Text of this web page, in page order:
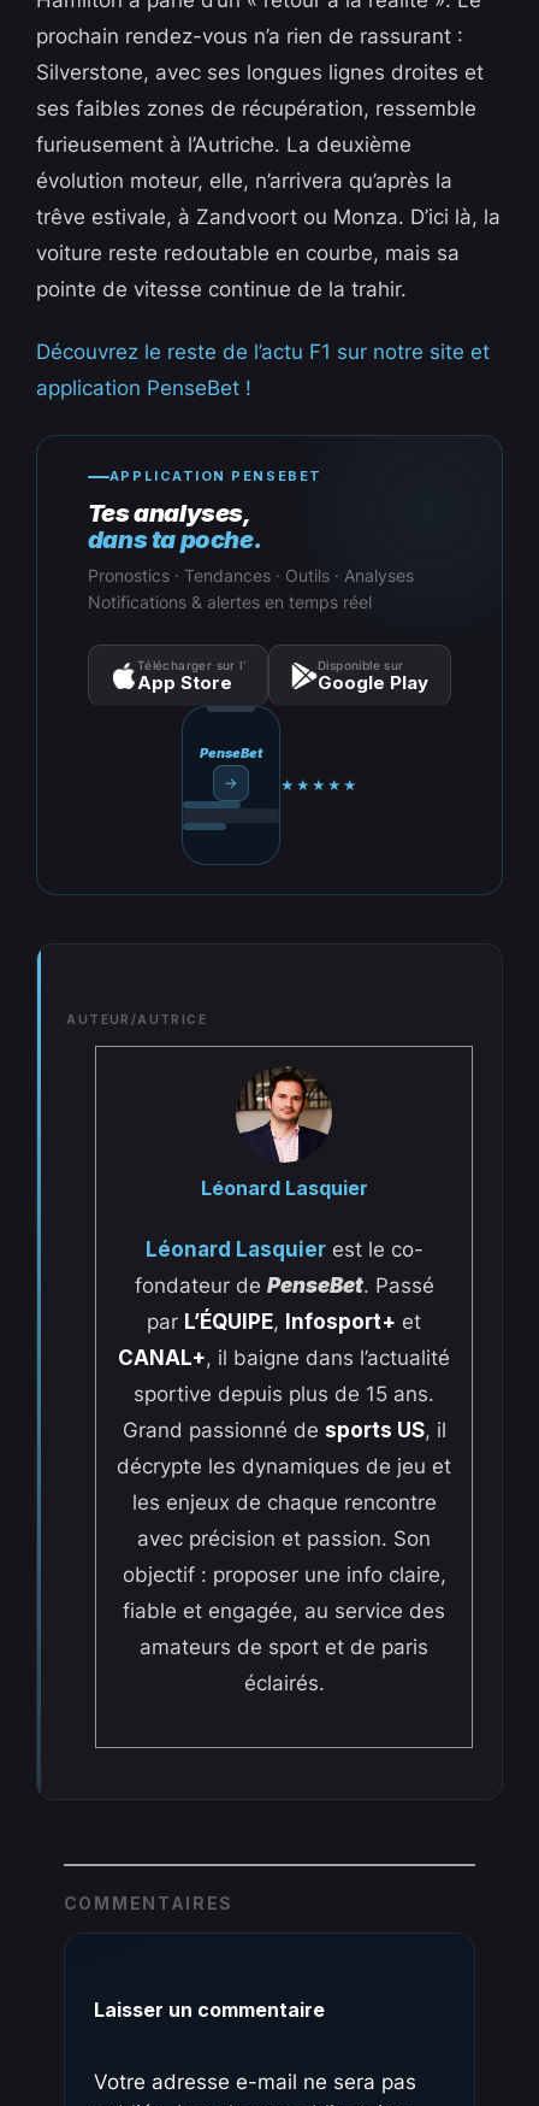
prochain rendez-vous n’a rien de rassurant :
Silverstone, avec ses longues lignes droites et
ses faibles zones de récupération, ressemble
furieusement à l’Autriche. La deuxième
évolution moteur, elle, n’arrivera qu’après la
trêve estivale, à Zandvoort ou Monza. D’ici là, la
voiture reste redoutable en courbe, mais sa
pointe de vitesse continue de la trahir.
Découvrez le reste de l’actu F1 sur notre site et
application PenseBet !
APPLICATION PENSEBET
Tes analyses,
dans ta poche.
Pronostics · Tendances · Outils · Analyses
Notifications & alertes en temps réel
Télécharger sur l’
App Store
Disponible sur
Google Play
PenseBet
→ ★★★★★
AUTEUR/AUTRICE
Léonard Lasquier
Léonard Lasquierest le co-
fondateur de PenseBet. Passé
par L’ÉQUIPE, Infosport+ et
CANAL+, il baigne dans l’actualité
sportive depuis plus de 15 ans.
Grand passionné de sports US, il
décrypte les dynamiques de jeu et
les enjeux de chaque rencontre
avec précision et passion. Son
objectif : proposer une info claire,
fiable et engagée, au service des
amateurs de sport et de paris
éclairés.
COMMENTAIRES
Laisser un commentaire
Votre adresse e-mail ne sera pas